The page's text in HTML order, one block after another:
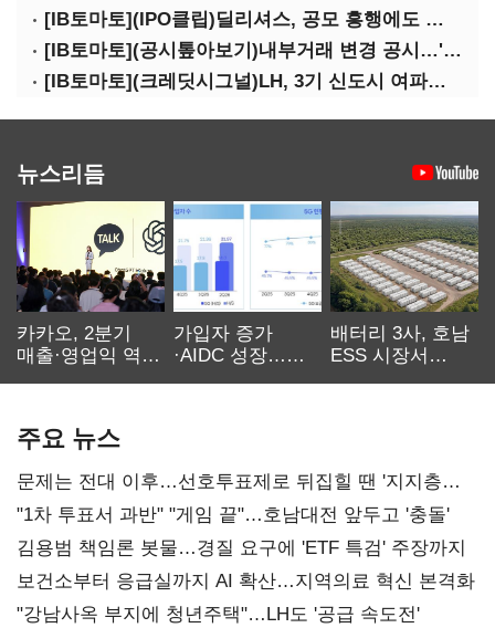
[IB토마토](IPO클립)딜리셔스, 공모 흥행에도 락업은 미미…441곳 중 확약 5곳
[IB토마토](공시톺아보기)내부거래 변경 공시…'20% 룰' 뭐길래
[IB토마토](크레딧시그널)LH, 3기 신도시 여파로…차입금 109조까지 확대
뉴스리듬
카카오, 2분기
매출·영업익 역대
가입자 증가
·AIDC 성장…
배터리 3사, 호남
ESS 시장서
주요 뉴스
문제는 전대 이후…선호투표제로 뒤집힐 땐 '지지층
불복'
"1차 투표서 과반" "게임 끝"…호남대전 앞두고 '충돌'
김용범 책임론 봇물…경질 요구에 'ETF 특검' 주장까지
보건소부터 응급실까지 AI 확산…지역의료 혁신 본격화
"강남사옥 부지에 청년주택"…LH도 '공급 속도전'